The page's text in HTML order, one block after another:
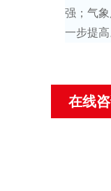
强；气
一步提
在线